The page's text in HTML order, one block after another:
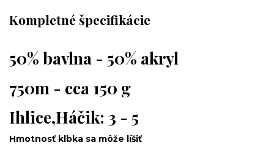
Kompletné špecifikácie
50% bavlna - 50% akryl
750m - cca 150 g
Ihlice,Háčik: 3 - 5
Hmotnosť klbka sa môže líšiť